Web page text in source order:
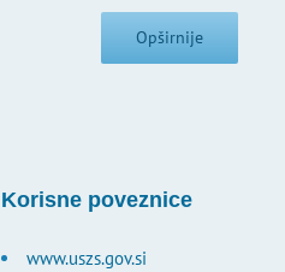
Opširnije
Korisne poveznice
www.uszs.gov.si